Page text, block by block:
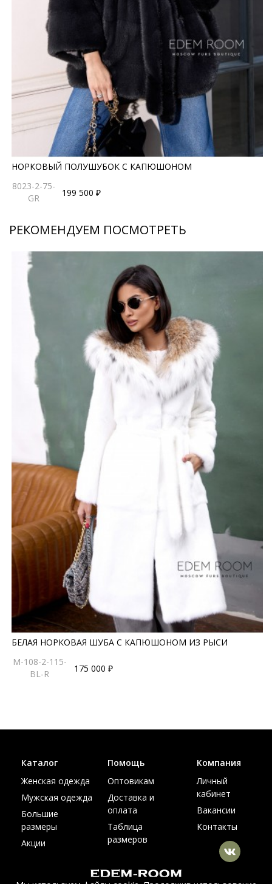
НОРКОВЫЙ ПОЛУШУБОК С КАПЮШОНОМ
8023-2-75-
GR
199 500 ₽
РЕКОМЕНДУЕМ ПОСМОТРЕТЬ
БЕЛАЯ НОРКОВАЯ ШУБА С КАПЮШОНОМ ИЗ РЫСИ
M-108-2-115-
BL-R
175 000 ₽
Каталог
Женская одежда
Мужская одежда
Большие
размеры
Акции
Помощь
Оптовикам
Доставка и
оплата
Таблица
размеров
Компания
Личный
кабинет
Вакансии
Контакты